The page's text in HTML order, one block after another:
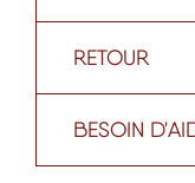
RETOUR
BESOIN